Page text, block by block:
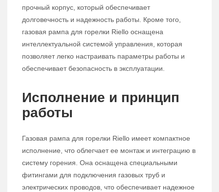
прочный корпус, который обеспечивает
долговечность и надежность работы. Кроме того,
газовая рампа для горелки Riello оснащена
интеллектуальной системой управления, которая
позволяет легко настраивать параметры работы и
обеспечивает безопасность в эксплуатации.
Исполнение и принцип
работы
Газовая рампа для горелки Riello имеет компактное
исполнение, что облегчает ее монтаж и интеграцию в
систему горения. Она оснащена специальными
фитингами для подключения газовых труб и
электрических проводов, что обеспечивает надежное